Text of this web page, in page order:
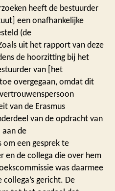
heeft de bestuurder
een onafhankelijke
(de
uit het rapport van deze
de hoorzitting bij het
van [het
overgegaan, omdat dit
van de Erasmus
van de opdracht van
de
om een gesprek te
en de collega die over hem
was daarmee
gericht. De